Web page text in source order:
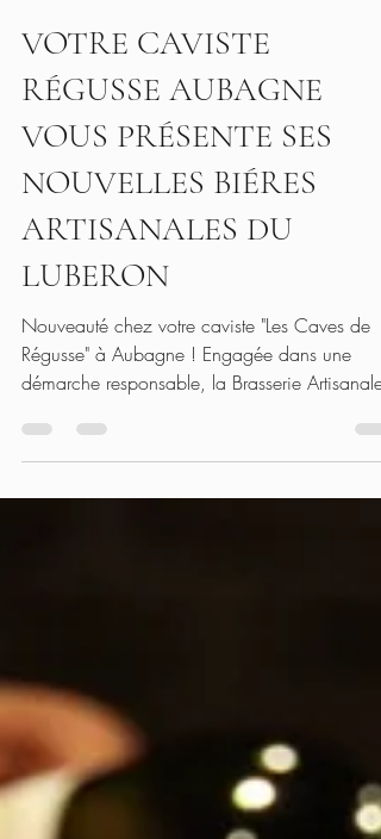
VOTRE CAVISTE
RÉGUSSE AUBAGNE
VOUS PRÉSENTE SES
NOUVELLES BIÉRES
ARTISANALES DU
LUBERON
Nouveauté chez votre caviste "Les Caves de
Régusse" à Aubagne ! Engagée dans une